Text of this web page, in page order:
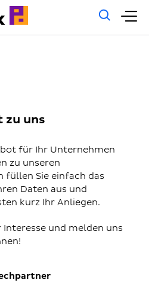
zu uns
für Ihr Unternehmen
zu unseren
füllen Sie einfach das
Daten aus und
kurz Ihr Anliegen.
und melden uns